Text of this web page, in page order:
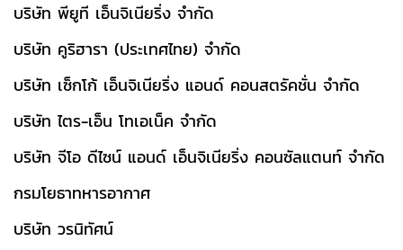
บริษัท พียูที เอ็นจิเนียริ่ง จำกัด
บริษัท คูริฮารา (ประเทศไทย) จำกัด
บริษัท เซ็กโก้ เอ็นจิเนียริ่ง แอนด์ คอนสตรัคชั่น จำกัด
บริษัท ไตร-เอ็น โทเอเน็ค จำกัด
บริษัท จีโอ ดีไซน์ แอนด์ เอ็นจิเนียริ่ง คอนซัลแตนท์ จำกัด
กรมโยธาทหารอากาศ
บริษัท วรนิทัศน์